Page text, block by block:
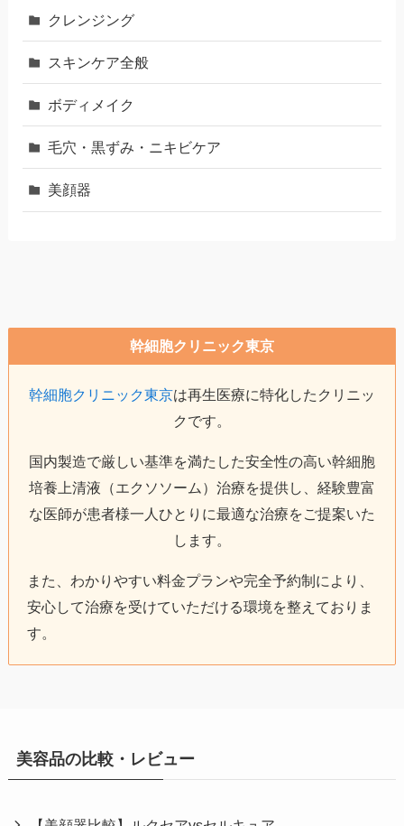
クレンジング
スキンケア全般
ボディメイク
毛穴・黒ずみ・ニキビケア
美顔器
幹細胞クリニック東京
幹細胞クリニック東京は再生医療に特化したクリニッ
クです。
国内製造で厳しい基準を満たした安全性の高い幹細胞
培養上清液（エクソソーム）治療を提供し、経験豊富
な医師が患者様一人ひとりに最適な治療をご提案いた
します。
また、わかりやすい料金プランや完全予約制により、
安心して治療を受けていただける環境を整えておりま
す。
美容品の比較・レビュー